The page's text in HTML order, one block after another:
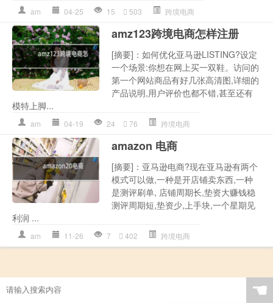
am 04-25 15 503 跨境电商
amz123跨境电商怎样注册
[摘要]：如何优化亚马逊LISTING?设定
一个场景:你想在网上买一双鞋。访问的
第一个网站商品有好几张高清图,详细的
产品说明,用户评价也都不错,甚至还有
模特上脚...
am 04-19 24 76 跨境电商
amazon 电商
[摘要]：亚马逊电商?现在亚马逊有两个
模式可以做,一种是开店铺卖东西,一种
是测评刷单, 店铺周期长,垫资大赚钱稳
测评周期短,垫资少,上手块,一个星期见
利润 ...
am 11-26 7 402 跨境电商
☚